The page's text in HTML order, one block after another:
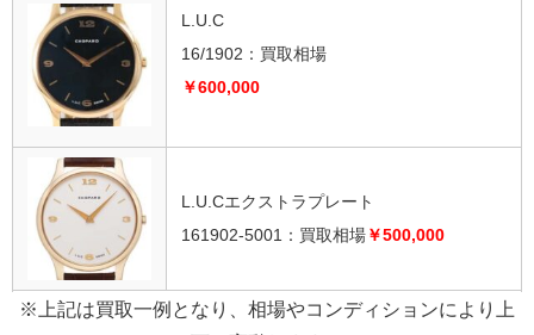
L.U.C
16/1902：買取相場
￥600,000
L.U.Cエクストラプレート
161902-5001：買取相場￥500,000
※上記は買取一例となり、相場やコンディションにより上